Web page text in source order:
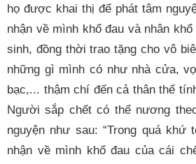
họ được khai thị để phát tâm
nhận về mình khổ đau và nhân
sinh, đồng thời trao tặng cho vô
những gì mình có như nhà cửa,
bạc,... thậm chí đến cả thân thể
Người sắp chết có thể nương
nguyện như sau: “Trong quá khứ
nhận về mình khổ đau của cái